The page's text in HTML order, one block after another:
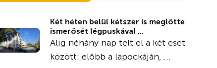
Két héten belül kétszer is meglőtte
ismerősét légpuskával ...
Alig néhány nap telt el a két eset
között: előbb a lapockáján, ...